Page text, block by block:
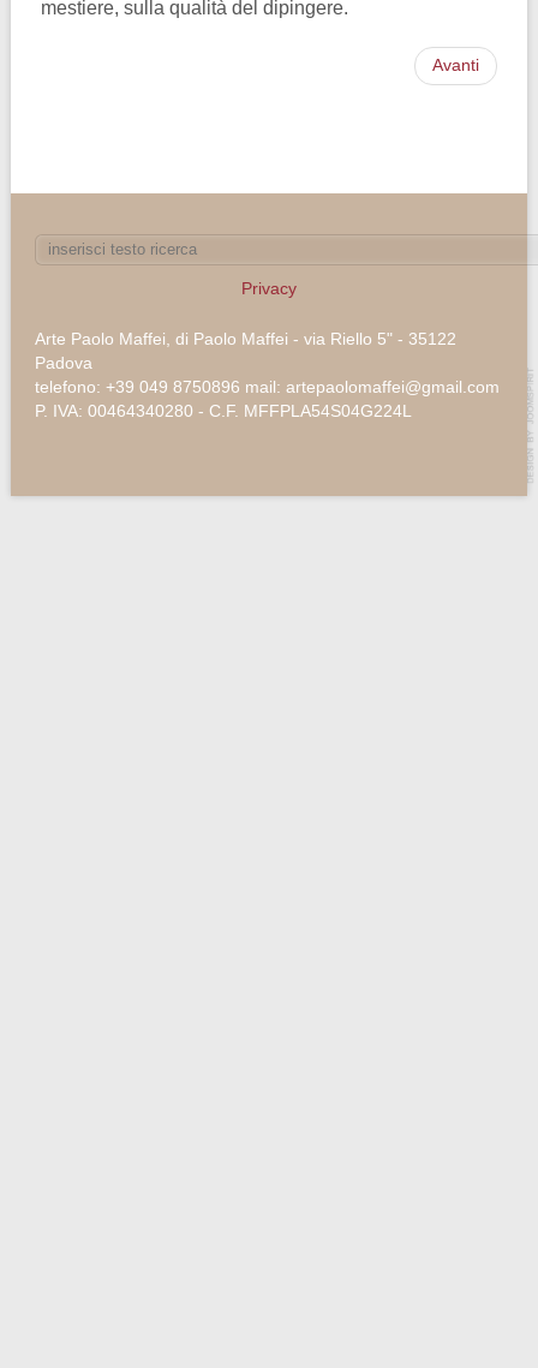
mestiere, sulla qualità del dipingere.
Avanti
Privacy
Arte Paolo Maffei, di Paolo Maffei - via Riello 5" - 35122
Padova
telefono: +39 049 8750896 mail: artepaolomaffei@gmail.com
P. IVA: 00464340280 - C.F. MFFPLA54S04G224L